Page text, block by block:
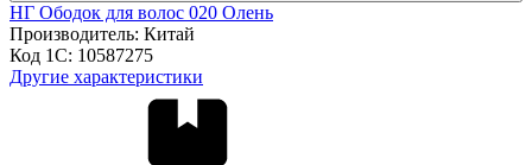
НГ Ободок для волос 020 Олень
Производитель: Китай
Код 1С: 10587275
Другие характеристики